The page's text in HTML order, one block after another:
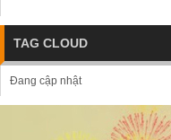
TAG CLOUD
Đang cập nhật